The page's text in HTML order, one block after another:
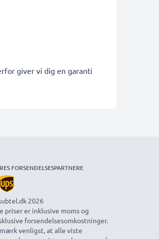
giver vi dig en garanti
FORSENDELSESPARTNERE
2026
priser er inklusive moms og
forsendelsesomkostninger.
venligst, at alle viste